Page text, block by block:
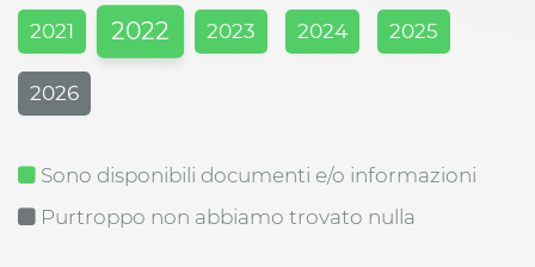
2021 2022 2023 2024 2025
2026
Sono disponibili documenti e/o informazioni
Purtroppo non abbiamo trovato nulla